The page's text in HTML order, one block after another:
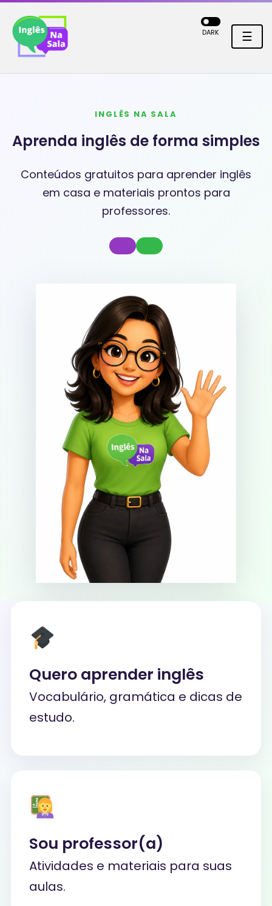
☰
DARK
INGLÊS NA SALA
Aprenda inglês de forma simples
Conteúdos gratuitos para aprender inglês
em casa e materiais prontos para
professores.
Quero aprender inglês
Vocabulário, gramática e dicas de
estudo.
Sou professor(a)
Atividades e materiais para suas
aulas.